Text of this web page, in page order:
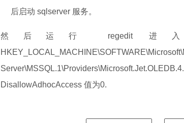
后启动 sqlserver 服务。
然后运行 regedit 进
DisallowAdhocAccess 值为0.